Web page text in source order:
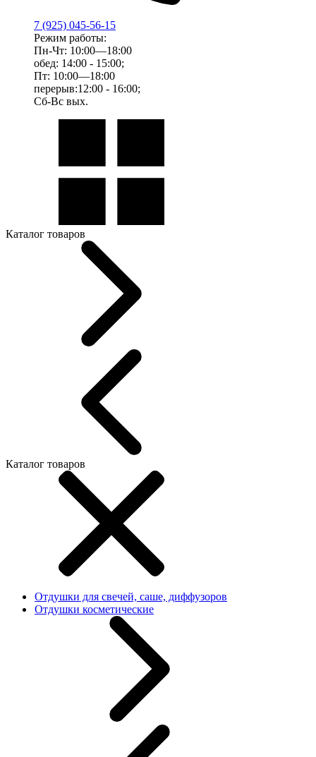
7 (925) 045-56-15
Режим работы:
Пн-Чт: 10:00—18:00
обед: 14:00 - 15:00;
Пт: 10:00—18:00
перерыв:12:00 - 16:00;
Сб-Вс вых.
Каталог товаров
Каталог товаров
Отдушки для свечей, саше, диффузоров
Отдушки косметические